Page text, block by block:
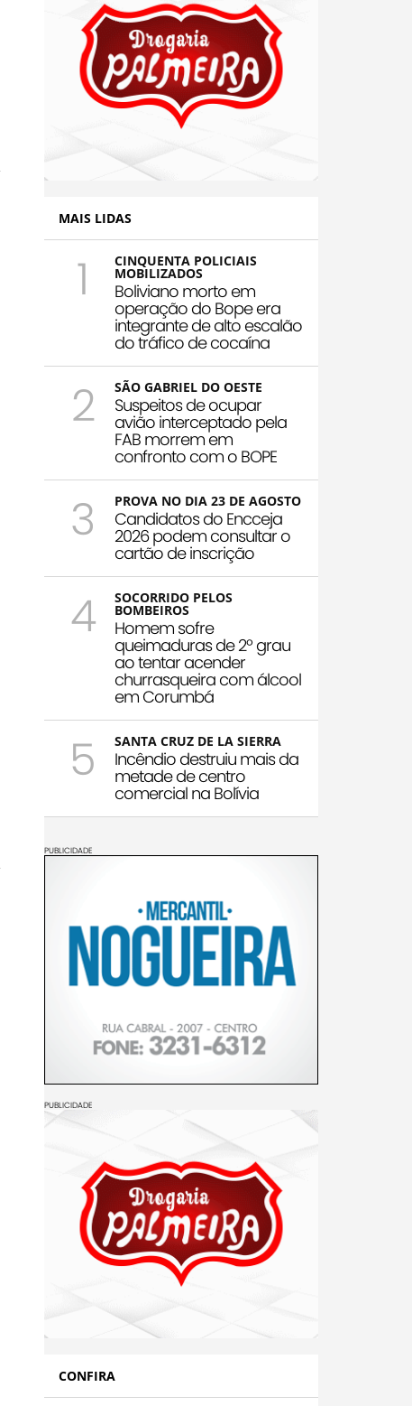
MAIS LIDAS
1 CINQUENTA POLICIAIS
MOBILIZADOS
Boliviano morto em
operação do Bope era
integrante de alto escalão
do tráfico de cocaína
2 SÃO GABRIEL DO OESTE
Suspeitos de ocupar
avião interceptado pela
FAB morrem em
confronto com o BOPE
3 PROVA NO DIA 23 DE AGOSTO
Candidatos do Encceja
2026 podem consultar o
cartão de inscrição
4 SOCORRIDO PELOS
BOMBEIROS
Homem sofre
queimaduras de 2º grau
ao tentar acender
churrasqueira com álcool
em Corumbá
5 SANTA CRUZ DE LA SIERRA
Incêndio destruiu mais da
metade de centro
comercial na Bolívia
PUBLICIDADE
PUBLICIDADE
CONFIRA